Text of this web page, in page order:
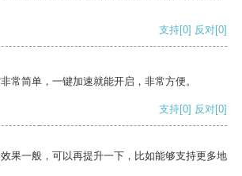
支持[0] 反对[0]
常简单，一键加速就能开启，非常方便。
支持[0] 反对[0]
果一般，可以再提升一下，比如能够支持更多地